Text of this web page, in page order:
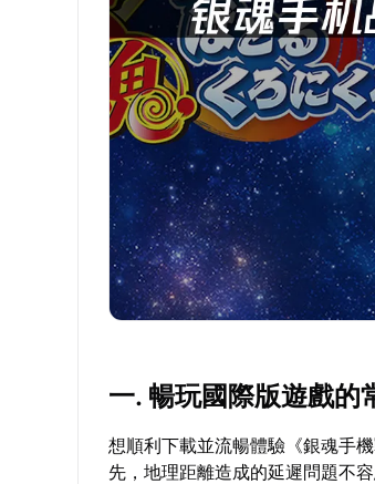
一. 暢玩國際版遊戲的
想順利下載並流暢體驗《銀魂手
先，地理距離造成的延遲問題不